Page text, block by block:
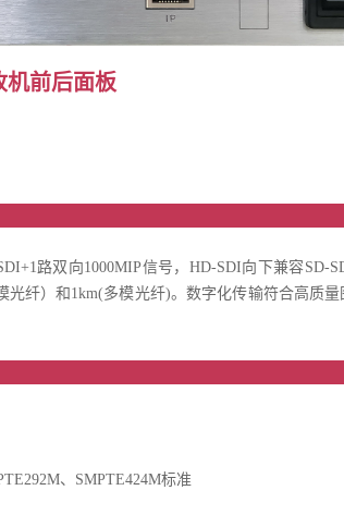
机前后面板
路双向1000MIP信号，HD-SDI向下兼容
纤）和1km(多模光纤)。数字化传输符合高质
、SMPTE424M标准